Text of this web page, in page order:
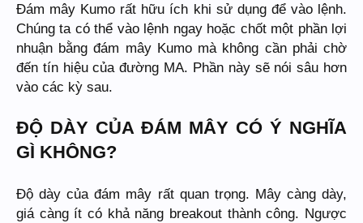
Đám mây Kumo rất hữu ích khi sử dụng để vào lệnh.
Chúng ta có thể vào lệnh ngay hoặc chốt một phần lợi
nhuận bằng đám mây Kumo mà không cần phải chờ
đến tín hiệu của đường MA. Phần này sẽ nói sâu hơn
vào các kỳ sau.
ĐỘ DÀY CỦA ĐÁM MÂY CÓ Ý NGHĨA
GÌ KHÔNG?
Độ dày của đám mây rất quan trọng. Mây càng dày,
giá càng ít có khả năng breakout thành công. Ngược